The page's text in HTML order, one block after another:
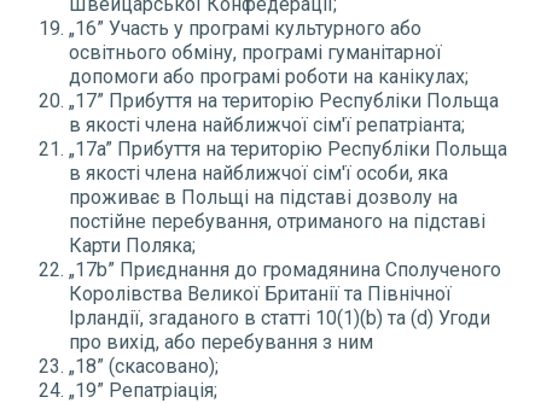
„16” Участь у програмі культурного або
освітнього обміну, програмі гуманітарної
допомоги або програмі роботи на канікулах;
„17” Прибуття на територію Республіки Польща
в якості члена найближчої сім'ї репатріанта;
„17a” Прибуття на територію Республіки Польща
в якості члена найближчої сім'ї особи, яка
проживає в Польщі на підставі дозволу на
постійне перебування, отриманого на підставі
Карти Поляка;
„17b” Приєднання до громадянина Сполученого
Королівства Великої Британії та Північної
Ірландії, згаданого в статті 10(1)(b) та (d) Угоди
про вихід, або перебування з ним
„18” (скасовано);
„19” Репатріація;